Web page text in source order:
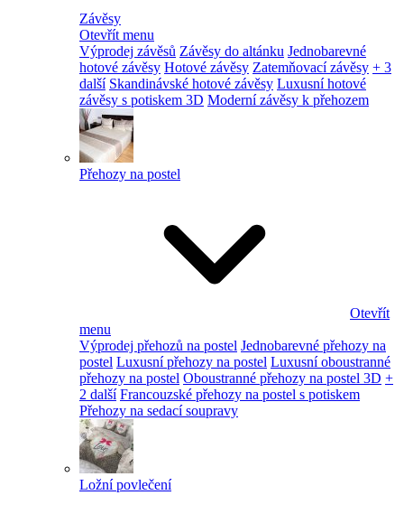
Závěsy
Otevřít menu
Výprodej závěsů Závěsy do altánku Jednobarevné
hotové závěsy Hotové závěsy Zatemňovací závěsy + 3
další Skandinávské hotové závěsy Luxusní hotové
závěsy s potiskem 3D Moderní závěsy k přehozem
Přehozy na postel
Otevřít
menu
Výprodej přehozů na postel Jednobarevné přehozy na
postel Luxusní přehozy na postel Luxusní oboustranné
přehozy na postel Oboustranné přehozy na postel 3D +
2 další Francouzské přehozy na postel s potiskem
Přehozy na sedací soupravy
Ložní povlečení